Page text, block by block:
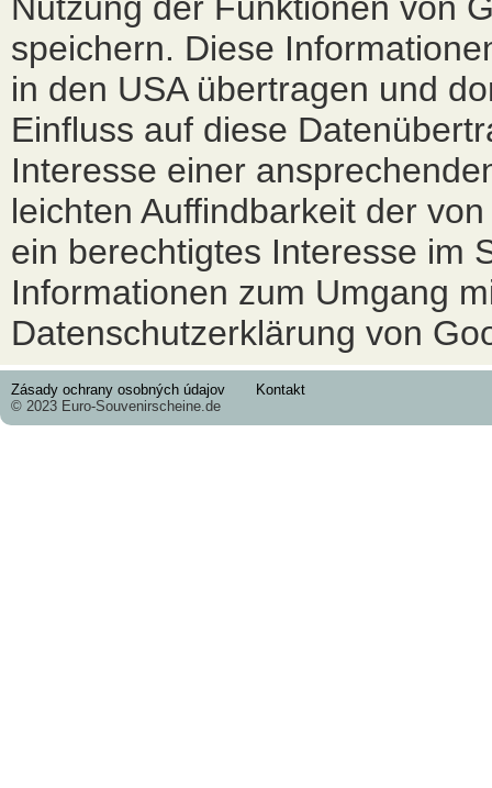
speichern. Diese
in den USA übertragen und
Einfluss auf diese
Interesse einer
leichten Auffindbarkeit der
ein berechtigtes Interesse im
Informationen zum Umgang
Datenschutzerklärung von
Zásady ochrany osobných údajov
Kontakt
© 2023 Euro-Souvenirscheine.de